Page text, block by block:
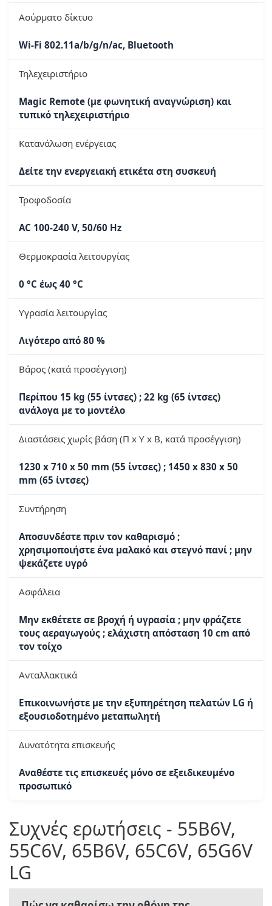
Ασύρματο δίκτυο
Wi-Fi 802.11a/b/g/n/ac, Bluetooth
Τηλεχειριστήριο
Magic Remote (με φωνητική αναγνώριση) και
τυπικό τηλεχειριστήριο
Κατανάλωση ενέργειας
Δείτε την ενεργειακή ετικέτα στη συσκευή
Τροφοδοσία
AC 100-240 V, 50/60 Hz
Θερμοκρασία λειτουργίας
0 °C έως 40 °C
Υγρασία λειτουργίας
Λιγότερο από 80 %
Βάρος (κατά προσέγγιση)
Περίπου 15 kg (55 ίντσες) ; 22 kg (65 ίντσες)
ανάλογα με το μοντέλο
Διαστάσεις χωρίς βάση (Π x Υ x Β, κατά προσέγγιση)
1230 x 710 x 50 mm (55 ίντσες) ; 1450 x 830 x 50
mm (65 ίντσες)
Συντήρηση
Αποσυνδέστε πριν τον καθαρισμό ;
χρησιμοποιήστε ένα μαλακό και στεγνό πανί ; μην
ψεκάζετε υγρό
Ασφάλεια
Μην εκθέτετε σε βροχή ή υγρασία ; μην φράζετε
τους αεραγωγούς ; ελάχιστη απόσταση 10 cm από
τον τοίχο
Ανταλλακτικά
Επικοινωνήστε με την εξυπηρέτηση πελατών LG ή
εξουσιοδοτημένο μεταπωλητή
Δυνατότητα επισκευής
Αναθέστε τις επισκευές μόνο σε εξειδικευμένο
προσωπικό
Συχνές ερωτήσεις - 55B6V,
55C6V, 65B6V, 65C6V, 65G6V
LG